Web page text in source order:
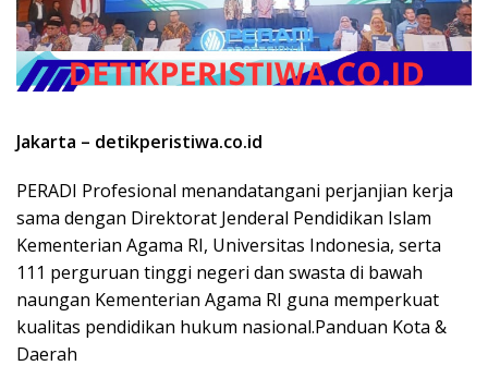
Jakarta – detikperistiwa.co.id
PERADI Profesional menandatangani perjanjian kerja
sama dengan Direktorat Jenderal Pendidikan Islam
Kementerian Agama RI, Universitas Indonesia, serta
111 perguruan tinggi negeri dan swasta di bawah
naungan Kementerian Agama RI guna memperkuat
kualitas pendidikan hukum nasional.Panduan Kota &
Daerah